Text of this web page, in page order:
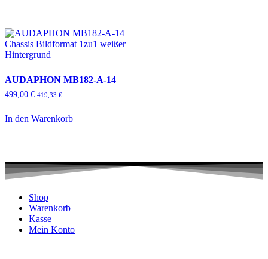
AUDAPHON MB182-A-14
499,00 € 419,33 €
In den Warenkorb
Shop
Warenkorb
Kasse
Mein Konto